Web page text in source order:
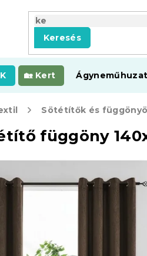
Keresés
Kert Ágyneműhuzat
Sötétítők és
függöny